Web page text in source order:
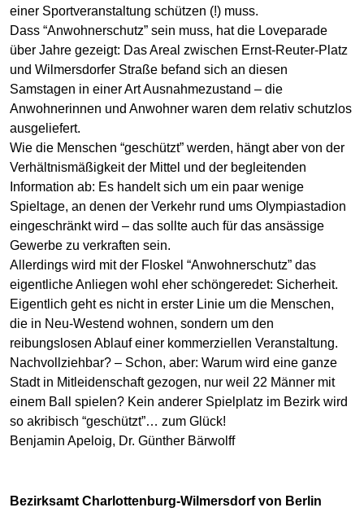
einer Sportveranstaltung schützen (!) muss.
Dass “Anwohnerschutz” sein muss, hat die Loveparade
über Jahre gezeigt: Das Areal zwischen Ernst-Reuter-Platz
und Wilmersdorfer Straße befand sich an diesen
Samstagen in einer Art Ausnahmezustand – die
Anwohnerinnen und Anwohner waren dem relativ schutzlos
ausgeliefert.
Wie die Menschen “geschützt” werden, hängt aber von der
Verhältnismäßigkeit der Mittel und der begleitenden
Information ab: Es handelt sich um ein paar wenige
Spieltage, an denen der Verkehr rund ums Olympiastadion
eingeschränkt wird – das sollte auch für das ansässige
Gewerbe zu verkraften sein.
Allerdings wird mit der Floskel “Anwohnerschutz” das
eigentliche Anliegen wohl eher schöngeredet: Sicherheit.
Eigentlich geht es nicht in erster Linie um die Menschen,
die in Neu-Westend wohnen, sondern um den
reibungslosen Ablauf einer kommerziellen Veranstaltung.
Nachvollziehbar? – Schon, aber: Warum wird eine ganze
Stadt in Mitleidenschaft gezogen, nur weil 22 Männer mit
einem Ball spielen? Kein anderer Spielplatz im Bezirk wird
so akribisch “geschützt”… zum Glück!
Benjamin Apeloig, Dr. Günther Bärwolff
Bezirksamt Charlottenburg-Wilmersdorf von Berlin